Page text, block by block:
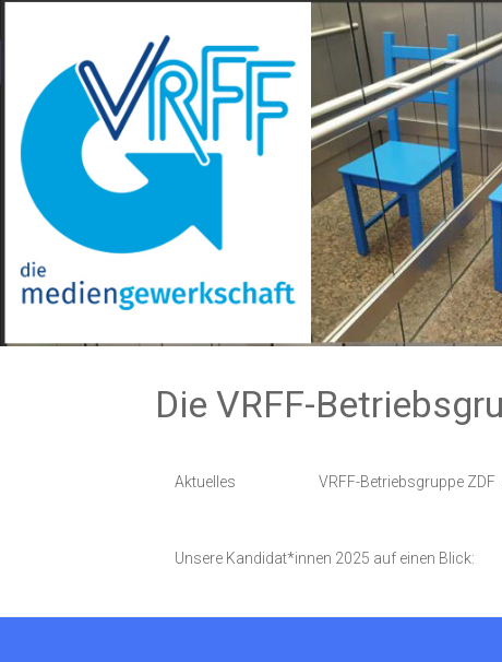
Die VRFF-
Aktuelles VRFF-Betriebsgruppe ZDF
Unsere Kandidat*innen 2025 auf einen Blick: